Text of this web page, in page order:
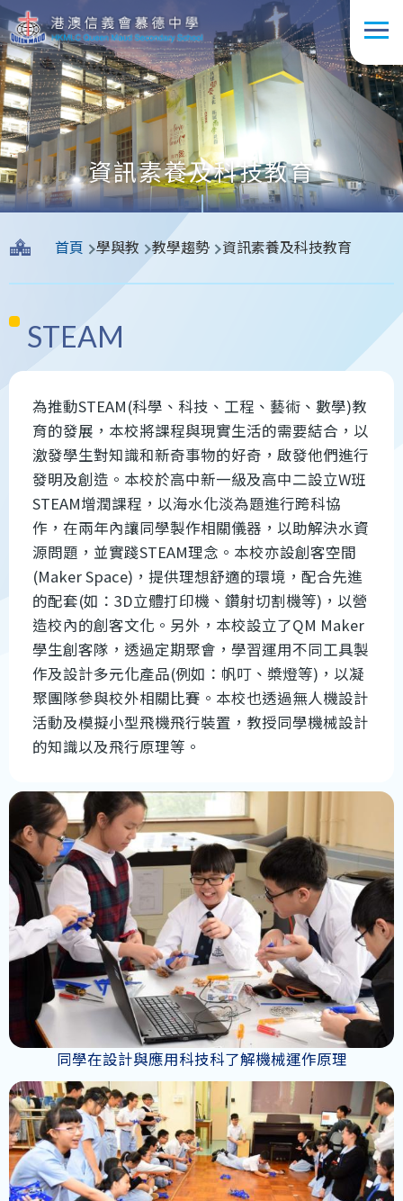
移至主內容
資訊素養及科技教育
航
連
結
首頁 學與教 ⁠教學趨勢 資訊素養及科技教育
STEAM
為推動STEAM(科學、科技、工程、藝術、數學)教
育的發展，本校將課程與現實生活的需要結合，以
激發學生對知識和新奇事物的好奇，啟發他們進行
發明及創造。本校於高中新一級及高中二設立W班
STEAM增潤課程，以海水化淡為題進行跨科協
作，在兩年內讓同學製作相關儀器，以助解決水資
源問題，並實踐STEAM理念。本校亦設創客空間
(Maker Space)，提供理想舒適的環境，配合先進
的配套(如：3D立體打印機、鑽射切割機等)，以營
造校內的創客文化。另外，本校設立了QM Maker
學生創客隊，透過定期聚會，學習運用不同工具製
作及設計多元化產品(例如：帆叮、槳燈等)，以凝
聚團隊參與校外相關比賽。本校也透過無人機設計
活動及模擬小型飛機飛行裝置，教授同學機械設計
的知識以及飛行原理等。
同學在設計與應用科技科了解機械運作原理